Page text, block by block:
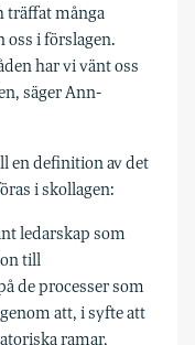
träffat många
oss i förslagen.
har vi vänt oss
säger Ann-
en definition av det
i skollagen:
ledarskap som
till
de processer som
att, i syfte att
ramar,